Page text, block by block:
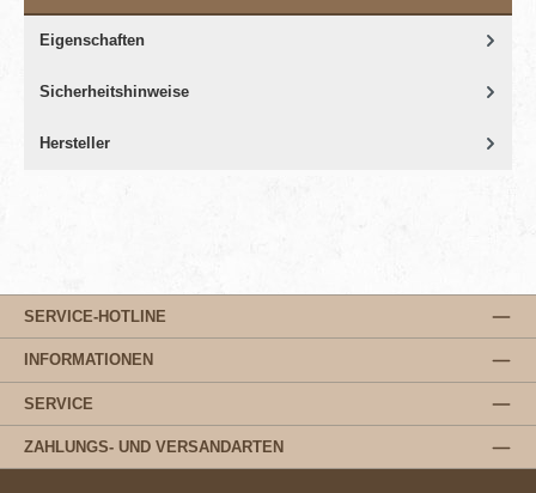
Eigenschaften
Sicherheitshinweise
Hersteller
SERVICE-HOTLINE
INFORMATIONEN
SERVICE
ZAHLUNGS- UND VERSANDARTEN